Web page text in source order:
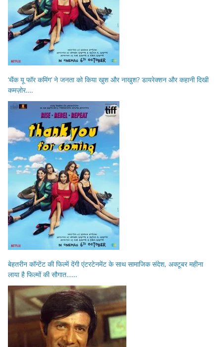
‘थैंक यू फॉर कमिंग’ ने जनता को किया खुश और नाखुश? डायरेक्शन और कहानी दिखी
कमज़ोर….
बेहतरीन कॉन्टेंट की फिल्में देंगी एंटरटेनमेंट के साथ सामाजिक संदेश, अक्टूबर महीना
लाया है फिल्मों की सौगात……